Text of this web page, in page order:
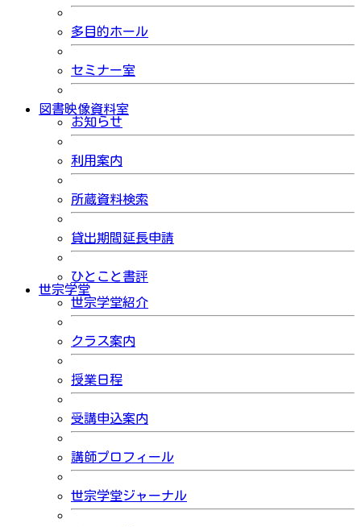
多目的ホール
セミナー室
図書映像資料室
お知らせ
利用案内
所蔵資料検索
貸出期間延長申請
ひとこと書評
世宗学堂
世宗学堂紹介
クラス案内
授業日程
受講申込案内
講師プロフィール
世宗学堂ジャーナル